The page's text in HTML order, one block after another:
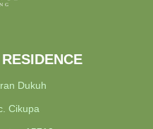
Dukuh
Cikupa